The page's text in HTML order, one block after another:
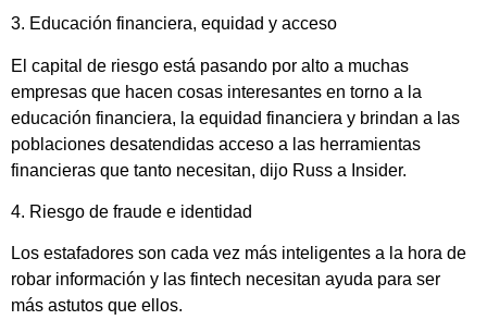
3. Educación financiera, equidad y acceso
El capital de riesgo está pasando por alto a muchas
empresas que hacen cosas interesantes en torno a la
educación financiera, la equidad financiera y brindan a las
poblaciones desatendidas acceso a las herramientas
financieras que tanto necesitan, dijo Russ a Insider.
4. Riesgo de fraude e identidad
Los estafadores son cada vez más inteligentes a la hora de
robar información y las fintech necesitan ayuda para ser
más astutos que ellos.